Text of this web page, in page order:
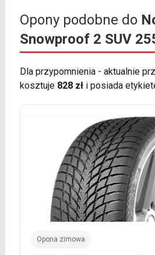
Opony podobne do
Snowproof 2 SUV
Dla przypomnienia - aktualnie
kosztuje 828 złi posiada
Opona zimowa